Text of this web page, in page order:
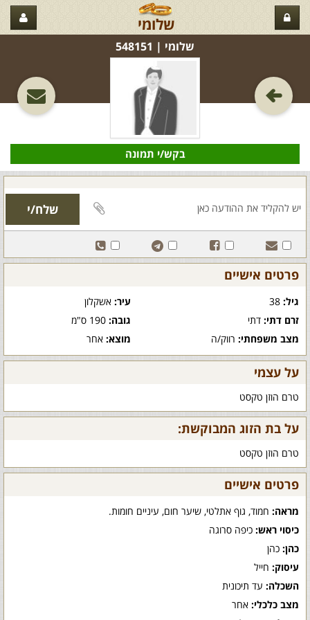
שלומי
שלומי‏ | 548151
בקש/י תמונה
פרטים אישיים
גיל: עיר:אשקלון
זרם דתי: דתי גובה:190 ס"מ
מצב משפחתי: רווק/ה מוצא:אחר
על עצמי
טרם הוזן טקסט
על בת הזוג המבוקשת:
טרם הוזן טקסט
פרטים אישיים
מראה: חמוד, גוף אתלטי, שיער חום, עיניים חומות.
כיסוי ראש: כיפה סרוגה
כהן: כהן
עיסוק: חייל
השכלה: עד תיכונית
מצב כלכלי: אחר